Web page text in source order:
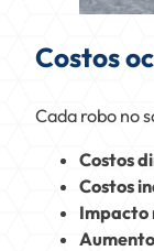
Costos
Cada robo no
Costos
Costos
Impacto